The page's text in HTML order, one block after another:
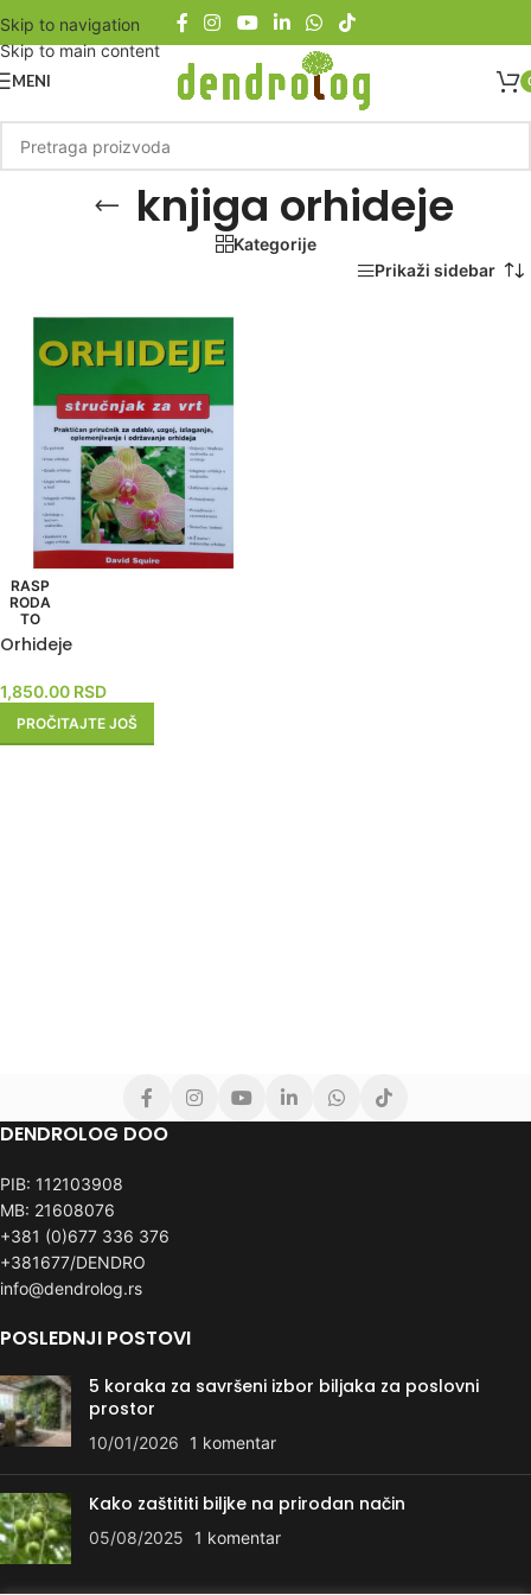
Skip to navigation
Skip to main content
MENI
knjiga orhideje
Kategorije
Prikaži sidebar
RASP
RODA
TO
Orhideje
1,850.00 RSD
PROČITAJTE JOŠ
DENDROLOG DOO
PIB: 112103908
MB: 21608076
+381 (0)677 336 376
+381677/DENDRO
info@dendrolog.rs
POSLEDNJI POSTOVI
5 koraka za savršeni izbor biljaka za poslovni
prostor
10/01/2026 1 komentar
Kako zaštititi biljke na prirodan način
05/08/2025 1 komentar